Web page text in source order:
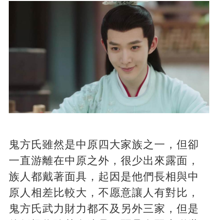
鬼方氏雖然是中原四大家族之一，但卻
一直游離在中原之外，很少出來露面，
族人都戴著面具，起因是他們長相與中
原人相差比較大，不愿意讓人有對比，
鬼方氏武力財力都不及另外三家，但是